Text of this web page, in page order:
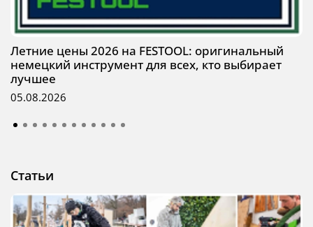
Летние цены 2026 на FESTOOL: оригинальный
немецкий инструмент для всех, кто выбирает
лучшее
05.08.2026
Статьи